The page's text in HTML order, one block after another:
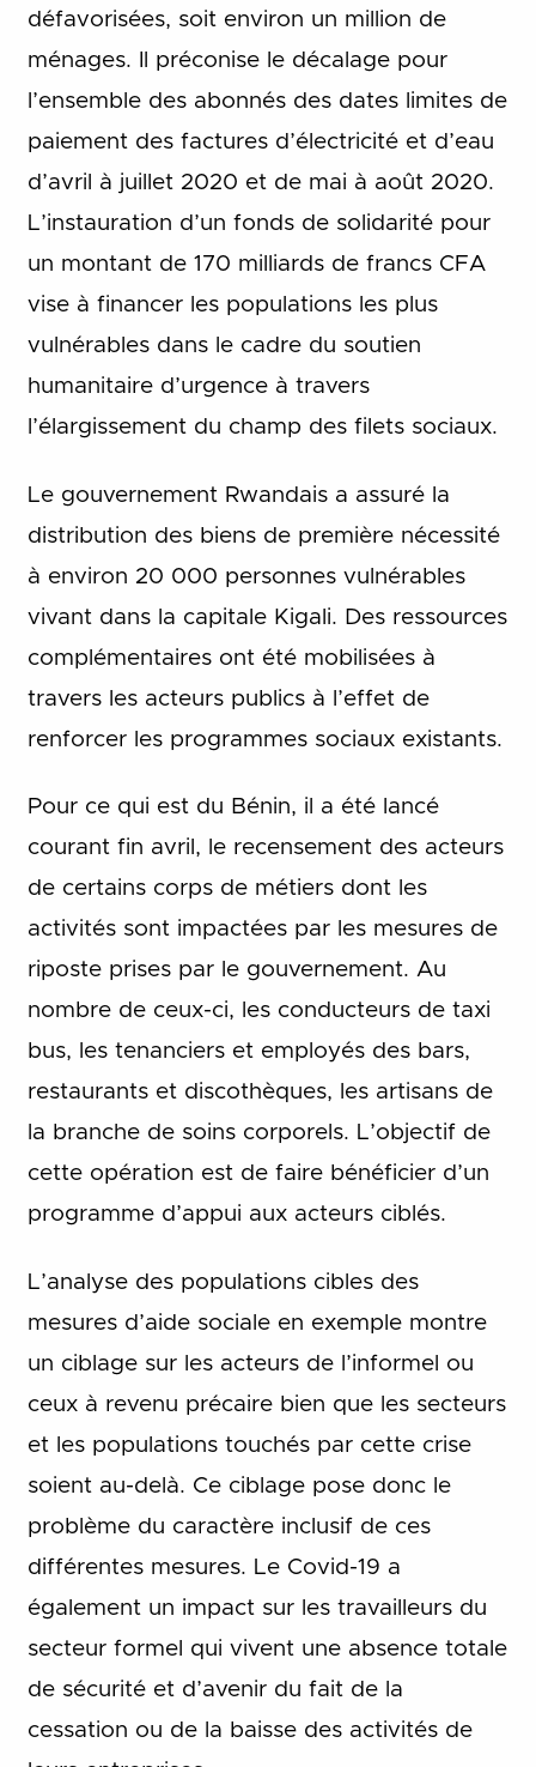
défavorisées, soit environ un million de
ménages. Il préconise le décalage pour
l’ensemble des abonnés des dates limites de
paiement des factures d’électricité et d’eau
d’avril à juillet 2020 et de mai à août 2020.
L’instauration d’un fonds de solidarité pour
un montant de 170 milliards de francs CFA
vise à financer les populations les plus
vulnérables dans le cadre du soutien
humanitaire d’urgence à travers
l’élargissement du champ des filets sociaux.
Le gouvernement Rwandais a assuré la
distribution des biens de première nécessité
à environ 20 000 personnes vulnérables
vivant dans la capitale Kigali. Des ressources
complémentaires ont été mobilisées à
travers les acteurs publics à l’effet de
renforcer les programmes sociaux existants.
Pour ce qui est du Bénin, il a été lancé
courant fin avril, le recensement des acteurs
de certains corps de métiers dont les
activités sont impactées par les mesures de
riposte prises par le gouvernement. Au
nombre de ceux-ci, les conducteurs de taxi
bus, les tenanciers et employés des bars,
restaurants et discothèques, les artisans de
la branche de soins corporels. L’objectif de
cette opération est de faire bénéficier d’un
programme d’appui aux acteurs ciblés.
L’analyse des populations cibles des
mesures d’aide sociale en exemple montre
un ciblage sur les acteurs de l’informel ou
ceux à revenu précaire bien que les secteurs
et les populations touchés par cette crise
soient au-delà. Ce ciblage pose donc le
problème du caractère inclusif de ces
différentes mesures. Le Covid-19 a
également un impact sur les travailleurs du
secteur formel qui vivent une absence totale
de sécurité et d’avenir du fait de la
cessation ou de la baisse des activités de